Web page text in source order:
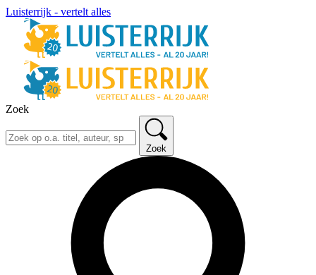
Luisterrijk - vertelt alles
Zoek
Zoek